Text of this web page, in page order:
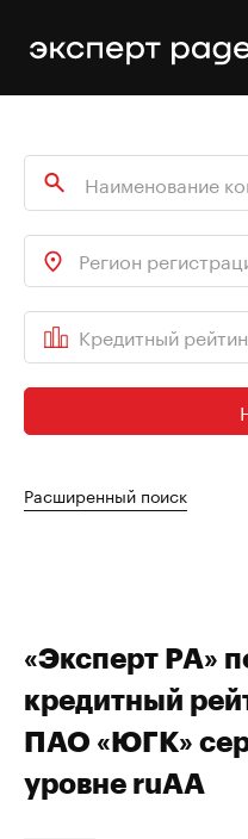
Регион
Кредитный
Расширенный поиск
«Эксперт РА»
кредитный
ПАО «ЮГК»
уровне ruAA